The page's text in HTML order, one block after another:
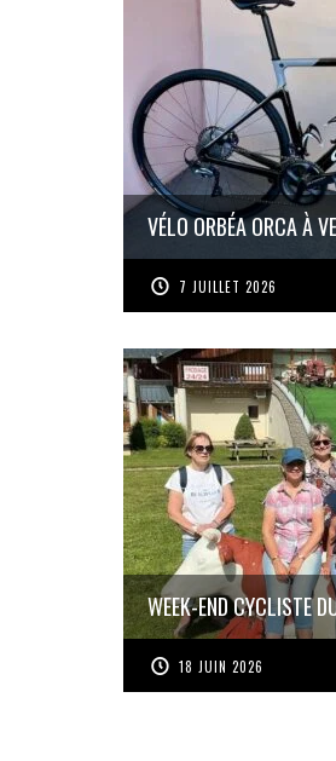
VÉLO ORBÉA ORCA À
7 JUILLET 2026
WEEK-END CYCLISTE
18 JUIN 2026